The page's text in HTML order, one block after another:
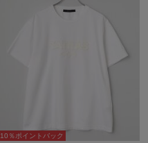
10％ポイントバック